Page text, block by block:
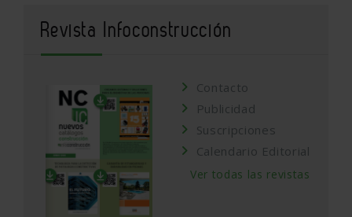
Revista Infoconstrucción
Contacto
Publicidad
Suscripciones
Calendario Editorial
Ver todas las revistas